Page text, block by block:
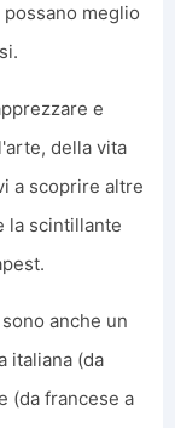
meglio
e
della vita
a scoprire altre
la scintillante
anche un
italiana (da
(da francese a